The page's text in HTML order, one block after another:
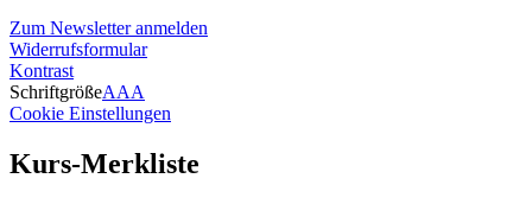
Zum Newsletter anmelden
Widerrufsformular
Kontrast
SchriftgrößeAAA
Cookie Einstellungen
Kurs-Merkliste